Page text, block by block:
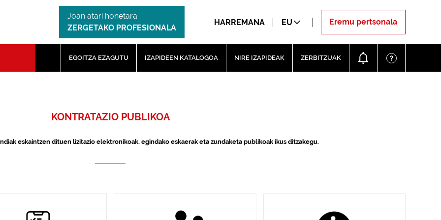
Joan atari honetara
ZERGETAKO PROFESIONALA
HARREMANA EU Eremu pertsonala
EGOITZA EZAGUTU IZAPIDEEN KATALOGOA NIRE IZAPIDEAK ZERBITZUAK
KONTRATAZIO PUBLIKOA
eskaintzen dituen lizitazio elektronikoak, egindako eskaerak eta zundaketa publikoak ikus ditzakegu.